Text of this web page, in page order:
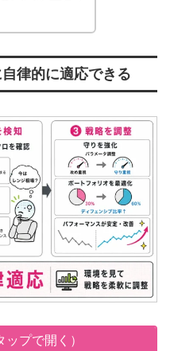
律的に適応できる
プで開く）